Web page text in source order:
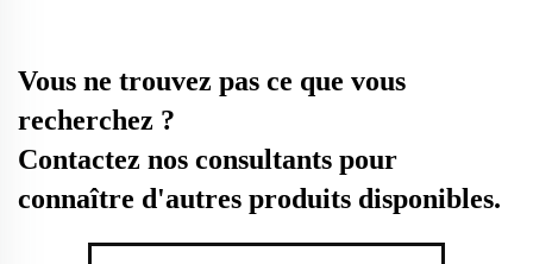
Vous ne trouvez pas ce que vous
recherchez ?
Contactez nos consultants pour
connaître d'autres produits disponibles.